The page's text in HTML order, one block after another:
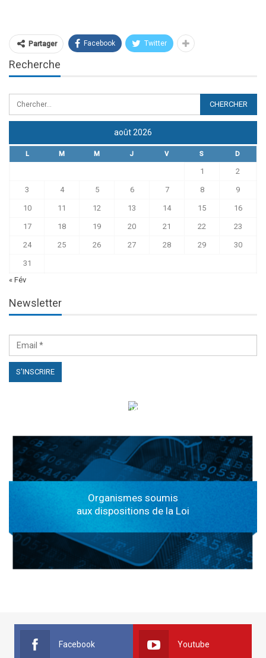
Partager Facebook Twitter
Recherche
août 2026
L M M J V S D
1 2
3 4 5 6 7 8 9
10 11 12 13 14 15 16
17 18 19 20 21 22 23
24 25 26 27 28 29 30
31
« Fév
Newsletter
الهياكل الخاضعة لقانون النفاذ إلى المعلومة
Organismes soumis
aux dispositions de la Loi
Facebook Youtube